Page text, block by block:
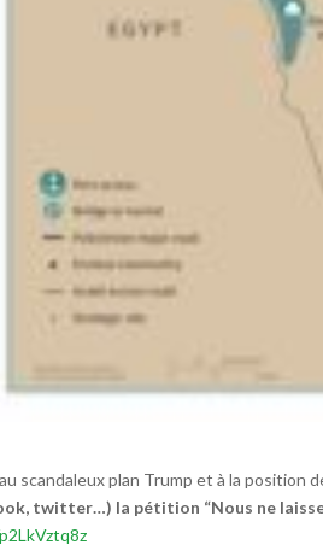
scandaleux plan Trump et à la position
twitter…) la pétition “Nous ne